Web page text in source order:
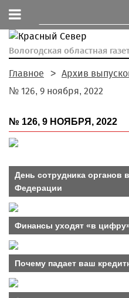
Вологодская областная
Главное
Архив
№ 126, 9 ноября, 2022
№ 126, 9 НОЯБРЯ, 2022
День сотрудника органов
Федерации
Финансы уходят «в
Почему падает ваш